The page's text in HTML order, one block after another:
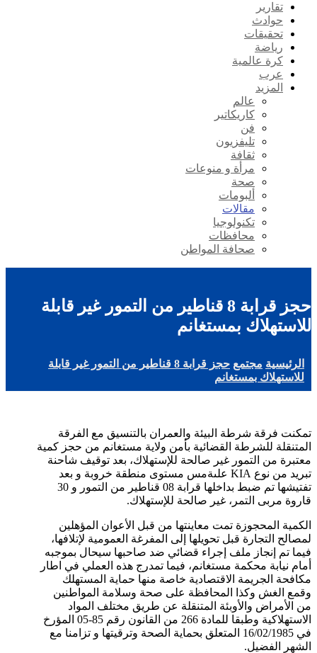
تقارير
حوادث
تحقيقات
رياضة
كرة عالمية
عرب
المزيد
عالم
كاريكاتير
فن
تليفزيون
ثقافة
مرأة و منوعات
صحة
ألبومات
مقالات
تكنولوجيا
محافظات
صحافة المواطن
حجز قرابة 8 قناطير من التمور غير قابلة
للاستهلاك بمستغانم
الرئيسية مجتمع
حجز قرابة 8 قناطير من التمور غير قابلة
للاستهلاك بمستغانم
تمكنت فرقة شرطة البيئة والعمران بالتنسيق مع الفرقة
المتنقلة للشرطة القضائية بأمن ولاية مستغانم من حجز كمية
معتبرة من التمور غير صالحة للإستهلاك، بعد توقيف شاحنة
تبريد من نوع KIA علىةمس مستوى منطقة خروبة و بعد
تفتيشها تم ضبط بداخلها قرابة 08 قناطير من التمور و 30
قاروة مربى التمر، غير صالحة للإستهلاك.
الكمية المحجوزة تمت معاينتها من قبل الأعوان المؤهلين
لمصالح التجارة قبل تحويلها إلى المفرغة العمومية لإتلافها،
فيما تم إنجاز ملف إجراء قضائي ضد صاحبها سيحال بموجبه
أمام نيابة محكمة مستغانم، فيما تمدرج هذه العملي في اطار
مكافحة الجريمة الاقتصادية خاصة منها حماية المستهلك
وقمع الغش وكذا المحافظة على صحة وسلامة المواطنين
من الأمراض والأوبئة المتنقلة عن طريق مختلف المواد
الاستهلاكية وطبقا للمادة 266 من القانون رقم 85-05 المؤرخ
في 16/02/1985 المتعلق بحماية الصحة وترقيتها و تزامنا مع
الشهر الفضيل.